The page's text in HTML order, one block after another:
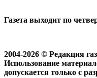
Газета выходит по
2004-2026 © Редакция
Использование
допускается только с